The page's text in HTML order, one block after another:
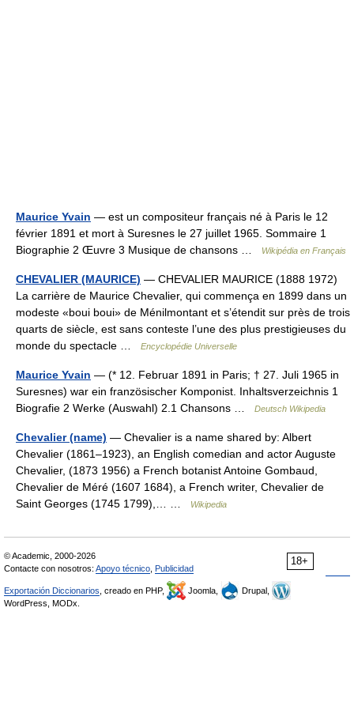
Maurice Yvain — est un compositeur français né à Paris le 12
février 1891 et mort à Suresnes le 27 juillet 1965. Sommaire 1
Biographie 2 Œuvre 3 Musique de chansons …
Wikipédia en Français
CHEVALIER (MAURICE) — CHEVALIER MAURICE (1888 1972)
La carrière de Maurice Chevalier, qui commença en 1899 dans un
modeste «boui boui» de Ménilmontant et s’étendit sur près de trois
quarts de siècle, est sans conteste l’une des plus prestigieuses du
monde du spectacle …
Encyclopédie Universelle
Maurice Yvain — (* 12. Februar 1891 in Paris; † 27. Juli 1965 in
Suresnes) war ein französischer Komponist. Inhaltsverzeichnis 1
Biografie 2 Werke (Auswahl) 2.1 Chansons …
Deutsch Wikipedia
Chevalier (name) — Chevalier is a name shared by: Albert
Chevalier (1861–1923), an English comedian and actor Auguste
Chevalier, (1873 1956) a French botanist Antoine Gombaud,
Chevalier de Méré (1607 1684), a French writer, Chevalier de
Saint Georges (1745 1799),… …
Wikipedia
18+
© Academic, 2000-2026
Contacte con nosotros: Apoyo técnico Publicidad
Exportación Diccionarios , creado en PHP, Joomla,
Drupal,
WordPress, MODx.